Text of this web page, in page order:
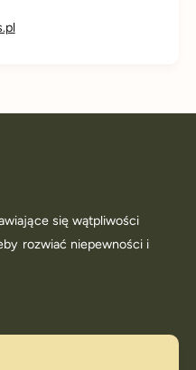
się wątpliwości
rozwiać niepewności i